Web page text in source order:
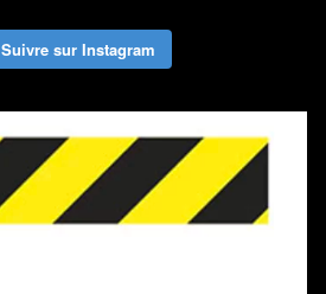
Suivre sur Instagram